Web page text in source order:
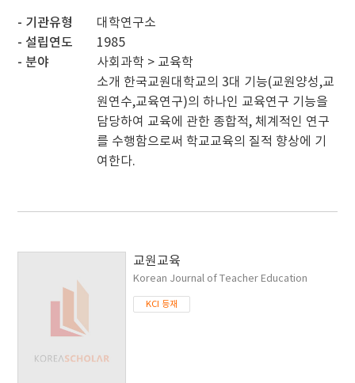
기관유형
대학연구소
설립연도
1985
분야
사회과학 > 교육학
소개 한국교원대학교의 3대 기능(교원양성,교
원연수,교육연구)의 하나인 교육연구 기능을
담당하여 교육에 관한 종합적, 체계적인 연구
를 수행함으로써 학교교육의 질적 향상에 기
여한다.
교원교육
Korean Journal of Teacher Education
KCI 등재